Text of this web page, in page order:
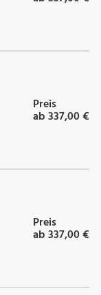
Preis
ab 337,00 €
Preis
ab 337,00 €